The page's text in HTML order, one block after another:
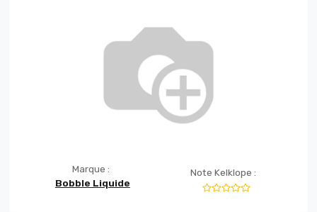
Marque :
Bobble Liquide
Note Kelklope :